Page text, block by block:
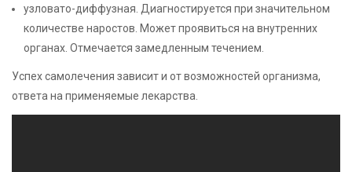
узловато-диффузная. Диагностируется при значительном
количестве наростов. Может проявиться на внутренних
органах. Отмечается замедленным течением.
Успех самолечения зависит и от возможностей организма,
ответа на применяемые лекарства.